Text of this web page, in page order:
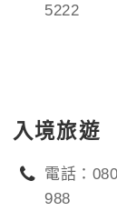
5222
入境旅遊
電話：
988